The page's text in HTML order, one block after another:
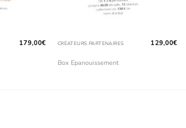
179,00€ CRÉATEURS PARTENAIRES
Box Epanouissement
129,00€